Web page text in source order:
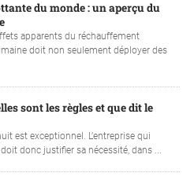
du monde : un aperçu du
apparents du réchauffement
doit non seulement déployer des
sont les règles et que dit le
est exceptionnel. L’entreprise qui
donc justifier sa nécessité, dans ...